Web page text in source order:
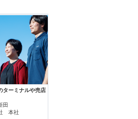
ーミナルや売店
田
本社